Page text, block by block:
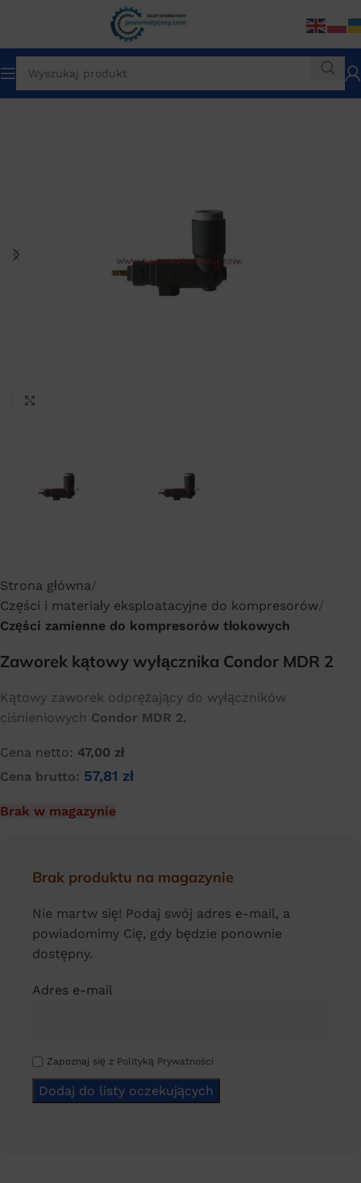
Strona główna
Części i materiały eksploatacyjne do kompresorów
Części zamienne do kompresorów tłokowych
Zaworek kątowy wyłącznika Condor MDR 2
Kątowy zaworek odprężający do wyłączników
ciśnieniowych Condor MDR 2.
Cena netto: 47,00 zł
Cena brutto: 57,81 zł
Brak w magazynie
Brak produktu na magazynie
Nie martw się! Podaj swój adres e-mail, a
powiadomimy Cię, gdy będzie ponownie
dostępny.
Adres e-mail
Zapoznaj się z Polityką Prywatności